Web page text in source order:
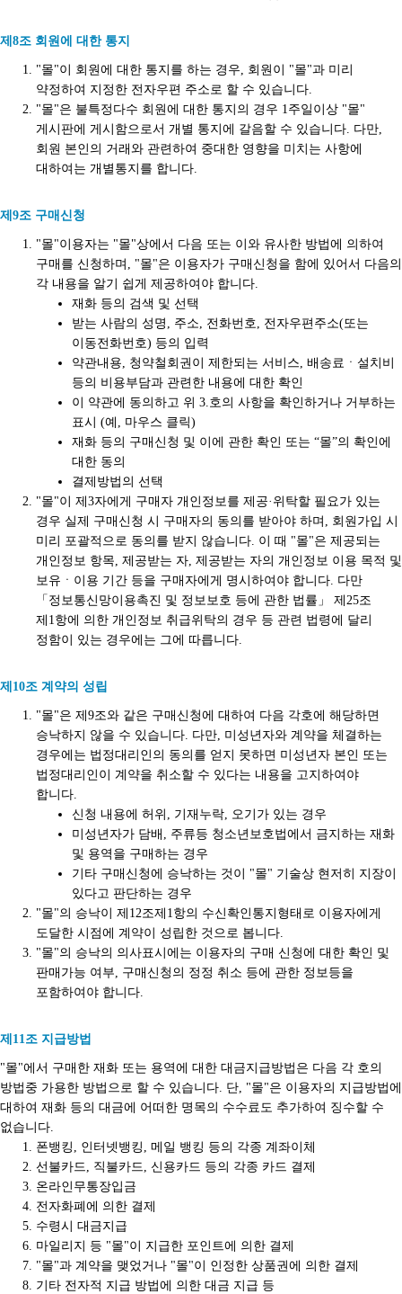
제8조 회원에 대한 통지
"몰"이 회원에 대한 통지를 하는 경우, 회원이 "몰"과 미리
약정하여 지정한 전자우편 주소로 할 수 있습니다.
"몰"은 불특정다수 회원에 대한 통지의 경우 1주일이상 "몰"
게시판에 게시함으로서 개별 통지에 갈음할 수 있습니다. 다만,
회원 본인의 거래와 관련하여 중대한 영향을 미치는 사항에
대하여는 개별통지를 합니다.
제9조 구매신청
"몰"이용자는 "몰"상에서 다음 또는 이와 유사한 방법에 의하여
구매를 신청하며, "몰"은 이용자가 구매신청을 함에 있어서 다음의
각 내용을 알기 쉽게 제공하여야 합니다.
재화 등의 검색 및 선택
받는 사람의 성명, 주소, 전화번호, 전자우편주소(또는
이동전화번호) 등의 입력
약관내용, 청약철회권이 제한되는 서비스, 배송료ㆍ설치비
등의 비용부담과 관련한 내용에 대한 확인
이 약관에 동의하고 위 3.호의 사항을 확인하거나 거부하는
표시 (예, 마우스 클릭)
재화 등의 구매신청 및 이에 관한 확인 또는 “몰”의 확인에
대한 동의
결제방법의 선택
"몰"이 제3자에게 구매자 개인정보를 제공·위탁할 필요가 있는
경우 실제 구매신청 시 구매자의 동의를 받아야 하며, 회원가입 시
미리 포괄적으로 동의를 받지 않습니다. 이 때 "몰"은 제공되는
개인정보 항목, 제공받는 자, 제공받는 자의 개인정보 이용 목적 및
보유ㆍ이용 기간 등을 구매자에게 명시하여야 합니다. 다만
「정보통신망이용촉진 및 정보보호 등에 관한 법률」 제25조
제1항에 의한 개인정보 취급위탁의 경우 등 관련 법령에 달리
정함이 있는 경우에는 그에 따릅니다.
제10조 계약의 성립
"몰"은 제9조와 같은 구매신청에 대하여 다음 각호에 해당하면
승낙하지 않을 수 있습니다. 다만, 미성년자와 계약을 체결하는
경우에는 법정대리인의 동의를 얻지 못하면 미성년자 본인 또는
법정대리인이 계약을 취소할 수 있다는 내용을 고지하여야
합니다.
신청 내용에 허위, 기재누락, 오기가 있는 경우
미성년자가 담배, 주류등 청소년보호법에서 금지하는 재화
및 용역을 구매하는 경우
기타 구매신청에 승낙하는 것이 "몰" 기술상 현저히 지장이
있다고 판단하는 경우
"몰"의 승낙이 제12조제1항의 수신확인통지형태로 이용자에게
도달한 시점에 계약이 성립한 것으로 봅니다.
"몰"의 승낙의 의사표시에는 이용자의 구매 신청에 대한 확인 및
판매가능 여부, 구매신청의 정정 취소 등에 관한 정보등을
포함하여야 합니다.
제11조 지급방법
"몰"에서 구매한 재화 또는 용역에 대한 대금지급방법은 다음 각 호의
방법중 가용한 방법으로 할 수 있습니다. 단, "몰"은 이용자의 지급방법에
대하여 재화 등의 대금에 어떠한 명목의 수수료도 추가하여 징수할 수
없습니다.
폰뱅킹, 인터넷뱅킹, 메일 뱅킹 등의 각종 계좌이체
선불카드, 직불카드, 신용카드 등의 각종 카드 결제
온라인무통장입금
전자화폐에 의한 결제
수령시 대금지급
마일리지 등 "몰"이 지급한 포인트에 의한 결제
"몰"과 계약을 맺었거나 "몰"이 인정한 상품권에 의한 결제
기타 전자적 지급 방법에 의한 대금 지급 등